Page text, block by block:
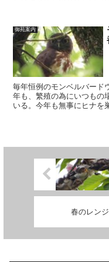
御苑案内
毎年恒例のモンベルバード
年も、繁殖の為にいつもの
いる。今年も無事にヒナを
春のレン